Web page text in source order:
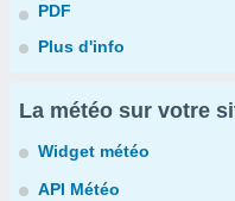
PDF
Plus d'info
La météo sur votre
Widget météo
API Météo